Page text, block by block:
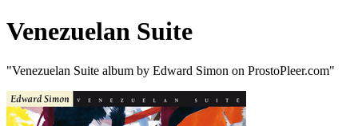
Venezuelan Suite
"Venezuelan Suite album by Edward Simon on ProstoPleer.com"